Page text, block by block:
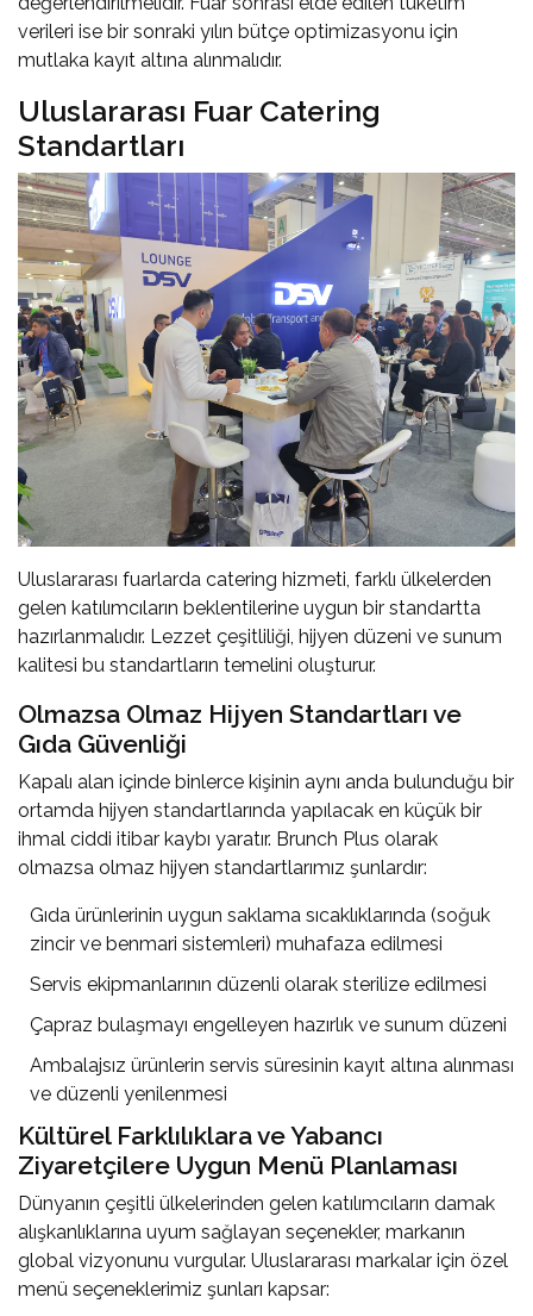
verileri ise bir sonraki yılın bütçe optimizasyonu için
mutlaka kayıt altına alınmalıdır.
Uluslararası Fuar Catering
Standartları
Uluslararası fuarlarda catering hizmeti, farklı ülkelerden
gelen katılımcıların beklentilerine uygun bir standartta
hazırlanmalıdır. Lezzet çeşitliliği, hijyen düzeni ve sunum
kalitesi bu standartların temelini oluşturur.
Olmazsa Olmaz Hijyen Standartları ve
Gıda Güvenliği
Kapalı alan içinde binlerce kişinin aynı anda bulunduğu bir
ortamda hijyen standartlarında yapılacak en küçük bir
ihmal ciddi itibar kaybı yaratır. Brunch Plus olarak
olmazsa olmaz hijyen standartlarımız şunlardır:
Gıda ürünlerinin uygun saklama sıcaklıklarında (soğuk
zincir ve benmari sistemleri) muhafaza edilmesi
Servis ekipmanlarının düzenli olarak sterilize edilmesi
Çapraz bulaşmayı engelleyen hazırlık ve sunum düzeni
Ambalajsız ürünlerin servis süresinin kayıt altına alınması
ve düzenli yenilenmesi
Kültürel Farklılıklara ve Yabancı
Ziyaretçilere Uygun Menü Planlaması
Dünyanın çeşitli ülkelerinden gelen katılımcıların damak
alışkanlıklarına uyum sağlayan seçenekler, markanın
global vizyonunu vurgular. Uluslararası markalar için özel
menü seçeneklerimiz şunları kapsar: